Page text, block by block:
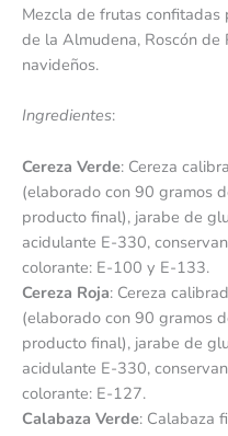
Mezcla de frutas confitadas
de la Almudena, Roscón
navideños.
Ingredientes:
Cereza Verde: Cereza
(elaborado con 90 gramos
producto final), jarabe de
acidulante E-330,
colorante: E-100 y E-133.
Cereza Roja: Cereza
(elaborado con 90 gramos
producto final), jarabe de
acidulante E-330,
colorante: E-127.
Calabaza Verde: Calabaza